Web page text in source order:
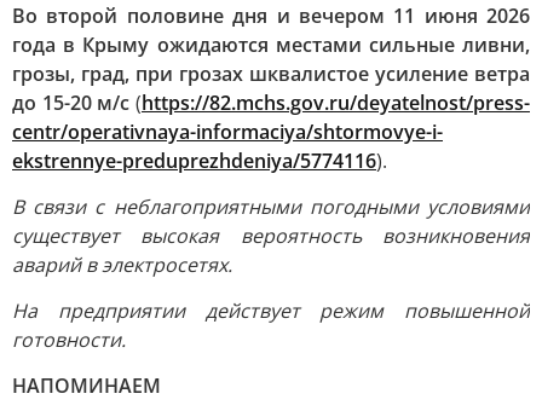
Во второй половине дня и вечером 11 июня 2026
года в Крыму ожидаются местами сильные ливни,
грозы, град, при грозах шквалистое усиление ветра
до 15-20 м/с (https://82.mchs.gov.ru/deyatelnost/press-
centr/operativnaya-informaciya/shtormovye-i-
ekstrennye-preduprezhdeniya/5774116).
В связи с неблагоприятными погодными условиями
существует высокая вероятность возникновения
аварий в электросетях.
На предприятии действует режим повышенной
готовности.
НАПОМИНАЕМ